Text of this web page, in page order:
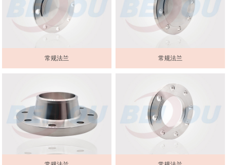
常规法兰 常规法兰